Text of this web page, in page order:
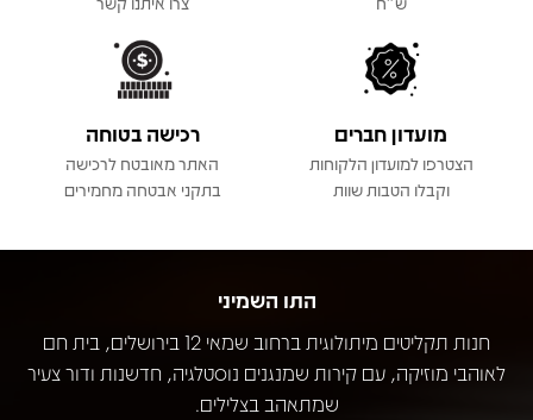
מועדון חברים
הצטרפו למועדון הלקוחות
וקבלו הטבות שוות
רכישה בטוחה
האתר מאובטח לרכישה
בתקני אבטחה מחמירים
התו השמיני
חנות תקליטים מיתולוגית ברחוב שמאי 12 בירושלים, בית חם
לאוהבי מוזיקה, עם קירות שמנגנים נוסטלגיה, חדשנות ודור צעיר
שמתאהב בצלילים.